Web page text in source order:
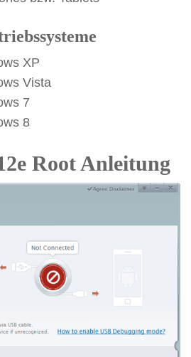
XP
Vista
7
8
Root Anleitung